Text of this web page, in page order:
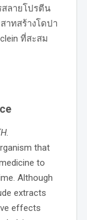
ลายโปรตีน
าทสร้างโดปา
ที่สะสม
that
to
Although
extracts
effects